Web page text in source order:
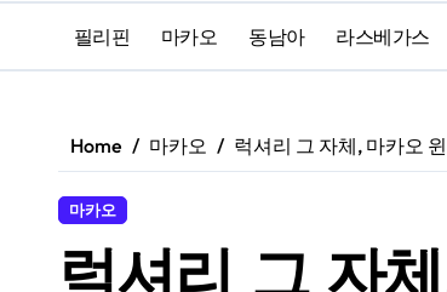
프라하 인 호텔 숙박 후
프라하 여행 완성! 페를
카지노를 즐길 수 있는
필리핀 마카오 동남아 라스베가스
Home 마카오 럭셔리 그 자체, 마카오
마카오
럭셔리 그 자